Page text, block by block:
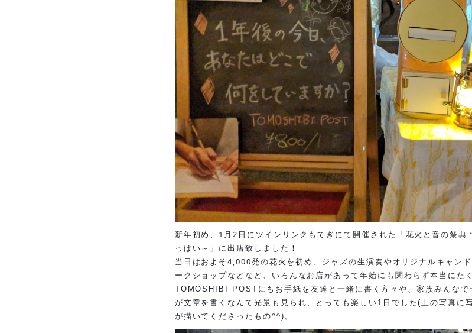
新年初め、1月2日にツインリンクもてぎにて開催された「花火と音の祭
っぱい～」に出店致しました！
当日はおよそ4,000発の花火を初め、ジャズの生演奏やオリジナルキャン
ークショップなどなど、
いろんなお店があって年始にも関わらず本当にた
TOMOSHIBI POSTにもお手紙を友達と一緒に書く方々や、家族みんなで
が文章を書くなんて光景も見られ、とっても楽しい1日でした(上の写真に
が描いてくださったもの^^)。